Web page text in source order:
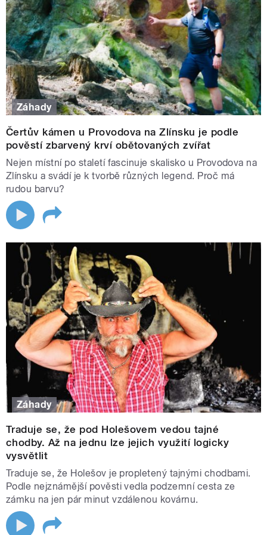
nic neříkají. Místa, která tu byla už stovky let předtím, než
jste přišli na tento svět vy. V těchto místech se otiskuje čas –
dějinné události, skutky lidí, jejich touhy a činy. Právě tam se
vydávám se Zdeňkem Urbanovským a zkouším poodhalit
jejich hloubku i pro vás."
Zdeněk Urbanovský
"S Českým rozhlasem Zlín spolupracuji od listopadu 2017,
zejména se podílím na pravidelné přípravě tipů na výlety.
Pořad Záhady a tajemství Zlínského kraje je pro mě srdeční
záležitostí a zároveň výzvou. Těším se, že vás s Markétou
zavedeme na místa, která v sobě spojují krásu i mystiku."
Záhady
Čertův kámen u Provodova na Zlínsku je podle
pověstí zbarvený krví obětovaných zvířat
Nejen místní po staletí fascinuje skalisko u Provodova na
Zlínsku a svádí je k tvorbě různých legend. Proč má
rudou barvu?
Záhady
Traduje se, že pod Holešovem vedou tajné
chodby. Až na jednu lze jejich využití logicky
vysvětlit
Traduje se, že Holešov je propletený tajnými chodbami.
Podle nejznámější pověsti vedla podzemní cesta ze
zámku na jen pár minut vzdálenou kovárnu.